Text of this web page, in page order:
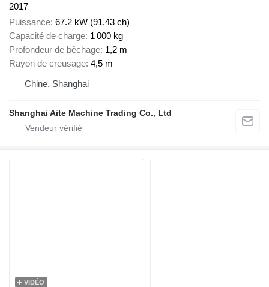
2017
Puissance 67.2 kW (91.43 ch)
Capacité de charge 1 000 kg
Profondeur de bêchage 1,2 m
Rayon de creusage 4,5 m
Chine, Shanghai
Shanghai Aite Machine Trading Co., Ltd
VIDÉO